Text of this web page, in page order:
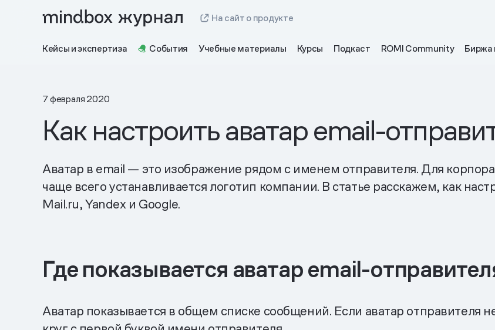
На сайт о продукте
Кейсы и экспертиза События Учебные материалы Курсы Подкаст ROMI Community Биржа
7 февраля 2020
Как настроить аватар email-
Аватар в email — это изображение рядом с именем отправителя. Для
чаще всего устанавливается логотип компании. В статье расскажем, как
Mail.ru, Yandex и Google.
Где показывается аватар email-
Аватар показывается в общем списке сообщений. Если аватар отправителя